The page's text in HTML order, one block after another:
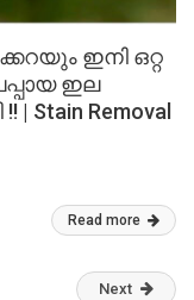
ഇനി ഒറ്റ
ഇല
Removal
Read more
Next